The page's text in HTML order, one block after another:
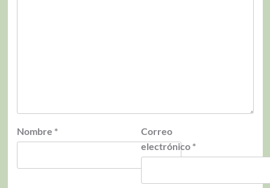
Nombre *
Correo
electrónico *